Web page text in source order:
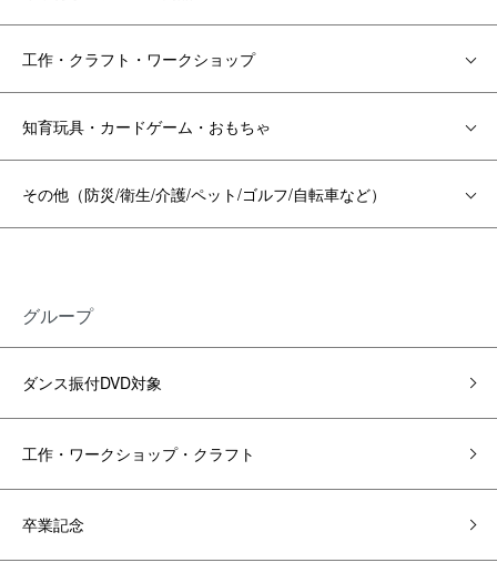
工作・クラフト・ワークショップ
知育玩具・カードゲーム・おもちゃ
その他（防災/衛生/介護/ペット/ゴルフ/自転車など）
グループ
ダンス振付DVD対象
工作・ワークショップ・クラフト
卒業記念